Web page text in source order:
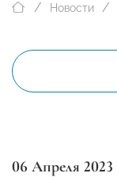
Новости
06 Апреля 2023